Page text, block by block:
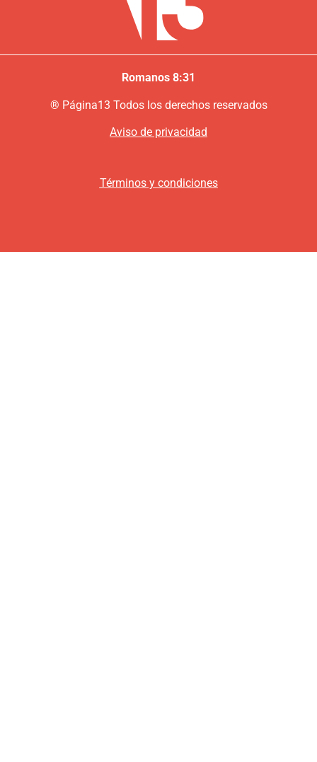
Romanos 8:31
® Página13 Todos los derechos reservados
Aviso de privacidad
Términos y condiciones